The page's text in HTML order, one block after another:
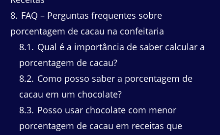
8 FAQ – Perguntas frequentes sobre
porcentagem de cacau na confeitaria
8.1
Qual é a importância de saber calcular a
porcentagem de cacau?
8.2 Como posso saber a porcentagem de
cacau em um chocolate?
8.3 Posso usar chocolate com menor
porcentagem de cacau em receitas que